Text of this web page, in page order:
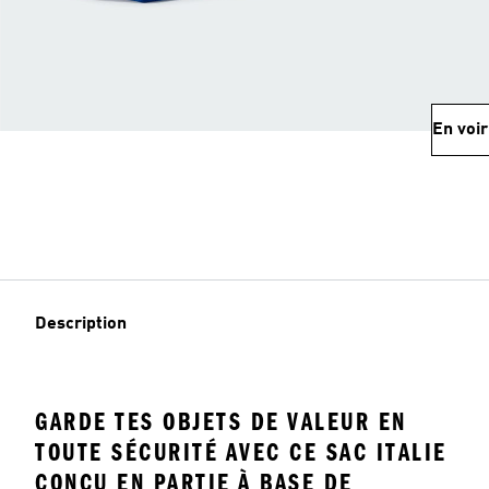
En
Description
GARDE TES OBJETS DE VALEUR EN
TOUTE SÉCURITÉ AVEC CE SAC ITALIE
CONÇU EN PARTIE À BASE DE